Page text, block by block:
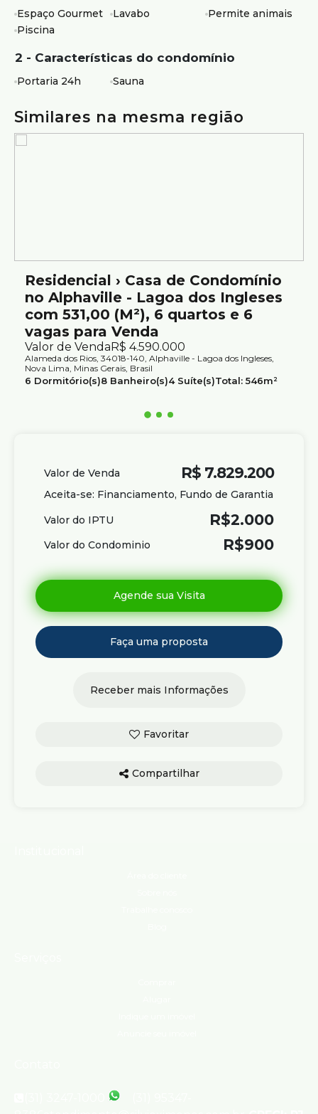
Estar íntimo
Sala para 02 ambientes integrada à cozinha
Cozinha ampla e funcional
Área de serviço
Espaço gourmet
Sauna
Área gramada com acesso pelos quartos
Atendimento com segurança e credibilidade pela Silvio
Ximenes Imobiliária, referência em Belo Horizonte, com
mais de 75 anos de tradição no mercado.
Espaço Gourmet Lavabo
Permite animais
Piscina
2 - Características do condomínio
Portaria 24h Sauna
Similares na mesma região
Residencial › Casa de Condomínio
no Alphaville - Lagoa dos Ingleses
com 531,00 (M²), 6 quartos e 6
vagas para Venda
R$ 4.590.000
Valor de Venda
Alameda dos Rios, 34018-140, Alphaville - Lagoa dos Ingleses,
Nova Lima, Minas Gerais, Brasil
6 Dormitório(s)8 Banheiro(s)4 Suíte(s)Total: 546m²
R$ 7.829.200
Valor de Venda
Aceita-se: Financiamento, Fundo de Garantia
Valor do IPTU
R$2.000
Valor do Condominio R$900
Compartilhar